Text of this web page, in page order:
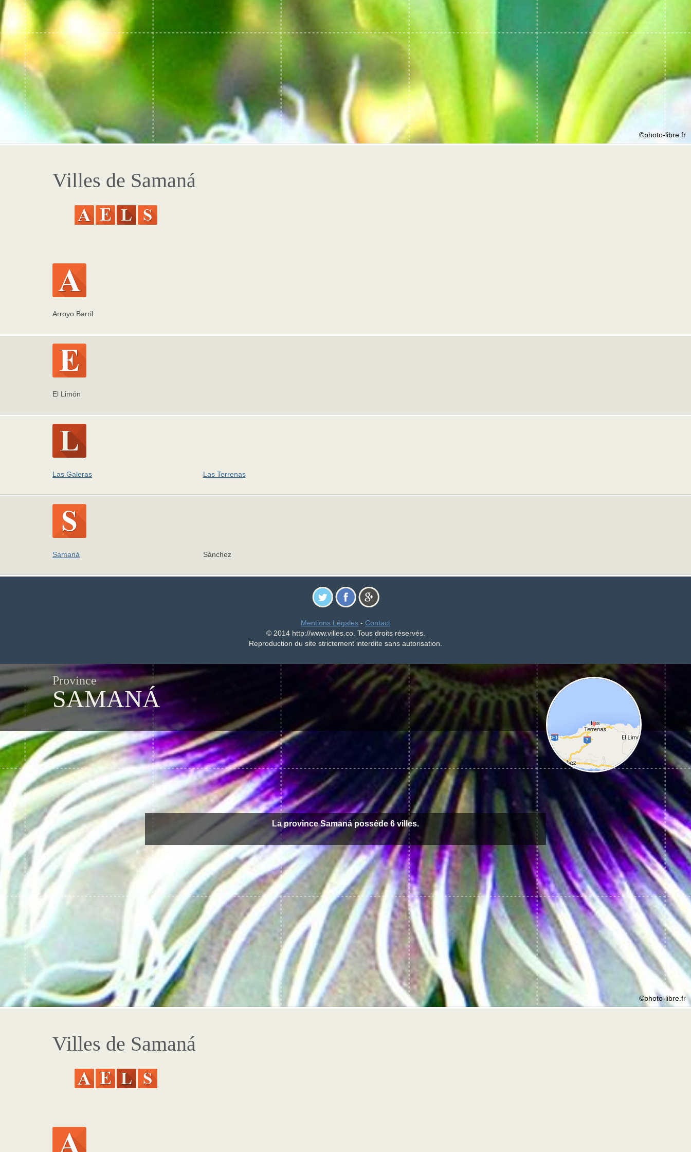
©photo-libre.fr
Villes de Samaná
Arroyo Barril
El Limón
Las Galeras Las Terrenas
Samaná Sánchez
Mentions Légales - Contact
© 2014 http://www.villes.co. Tous droits réservés.
Reproduction du site strictement interdite sans autorisation.
Province
SAMANÁ
La province Samaná posséde 6 villes.
©photo-libre.fr
Villes de Samaná